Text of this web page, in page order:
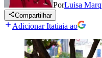
PorLuisa
Compartilhar
Adicionar Itatiaia ao